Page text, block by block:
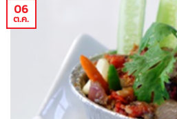
06
ต.ค.